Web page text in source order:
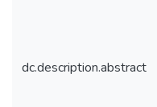
dc.description.abstract